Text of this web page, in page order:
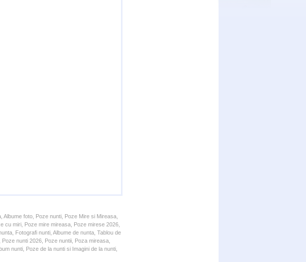
foto, Poze nunti, Poze Mire si Mireasa,
cu miri, Poze mire mireasa, Poze mirese 2026,
Fotografi nunti, Albume de nunta, Tablou de
nunti 2026, Poze nuntii, Poza mireasa,
nunti, Poze de la nunti si Imagini de la nunti,